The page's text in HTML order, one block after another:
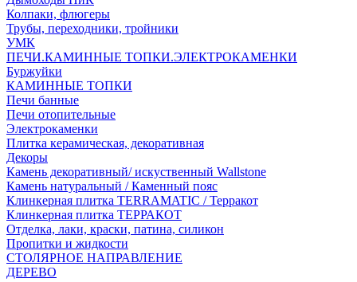
Колпаки, флюгеры
Трубы, переходники, тройники
УМК
ПЕЧИ.КАМИННЫЕ ТОПКИ.ЭЛЕКТРОКАМЕНКИ
Буржуйки
КАМИННЫЕ ТОПКИ
Печи банные
Печи отопительные
Электрокаменки
Плитка керамическая, декоративная
Декоры
Камень декоративный/ искуственный Wallstone
Камень натуральный / Каменный пояс
Клинкерная плитка TERRAMATIC / Терракот
Клинкерная плитка ТЕРРАКОТ
Отделка, лаки, краски, патина, силикон
Пропитки и жидкости
СТОЛЯРНОЕ НАПРАВЛЕНИЕ
ДЕРЕВО